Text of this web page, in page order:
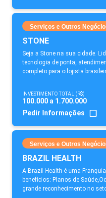
Serviços e Outros
STONE
Seja a Stone na sua cidade.
tecnologia de ponta,
completo para o lojista
INVESTIMENTO TOTAL (R$)
100.000 a 1.700.000
Pedir Informações
Serviços e Outros
BRAZIL HEALTH
A Brazil Health é uma
benefícios: Planos de
grande reconhecimento no